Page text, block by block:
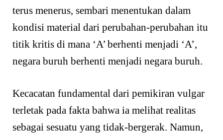
terus menerus, sembari menentukan dalam
kondisi material dari perubahan-perubahan itu
titik kritis di mana ‘A’ berhenti menjadi ‘A’,
negara buruh berhenti menjadi negara buruh.
Kecacatan fundamental dari pemikiran vulgar
terletak pada fakta bahwa ia melihat realitas
sebagai sesuatu yang tidak-bergerak. Namun,